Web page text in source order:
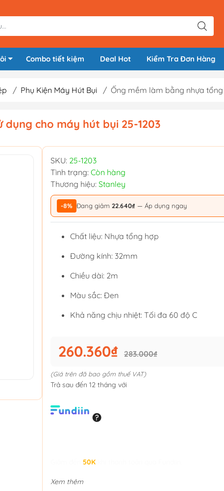
Combo tiết kiệm Deal Hot Kiểm Tra Đơn Hàng
/ Phụ Kiện Máy Hút Bụi / Ống mềm làm bằng nhựa
cho máy hút bụi 25-1203
SKU: 25-1203
Tình trạng: Còn hàng
Thương hiệu: Stanley
-8% Đang giảm 22.640₫ — Áp dụng ngay
Chất liệu: Nhựa tổng hợp
Đường kính: 32mm
Chiều dài: 2m
Màu sắc: Đen
Khả năng chịu nhiệt: Tối đa 60 độ C
260.360₫ 283.000₫
(Giá trên đã bao gồm thuế VAT)
Trả sau đến 12 tháng với
50K
Xem thêm